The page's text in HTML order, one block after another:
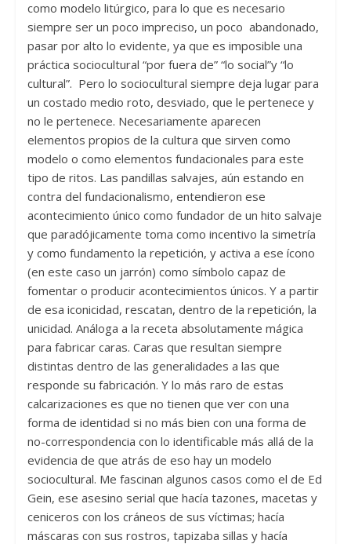
como modelo litúrgico, para lo que es necesario
siempre ser un poco impreciso, un poco abandonado,
pasar por alto lo evidente, ya que es imposible una
práctica sociocultural “por fuera de” “lo social”y “lo
cultural”. Pero lo sociocultural siempre deja lugar para
un costado medio roto, desviado, que le pertenece y
no le pertenece. Necesariamente aparecen
elementos propios de la cultura que sirven como
modelo o como elementos fundacionales para este
tipo de ritos. Las pandillas salvajes, aún estando en
contra del fundacionalismo, entendieron ese
acontecimiento único como fundador de un hito salvaje
que paradójicamente toma como incentivo la simetría
y como fundamento la repetición, y activa a ese ícono
(en este caso un jarrón) como símbolo capaz de
fomentar o producir acontecimientos únicos. Y a partir
de esa iconicidad, rescatan, dentro de la repetición, la
unicidad. Análoga a la receta absolutamente mágica
para fabricar caras. Caras que resultan siempre
distintas dentro de las generalidades a las que
responde su fabricación. Y lo más raro de estas
calcarizaciones es que no tienen que ver con una
forma de identidad si no más bien con una forma de
no-correspondencia con lo identificable más allá de la
evidencia de que atrás de eso hay un modelo
sociocultural. Me fascinan algunos casos como el de Ed
Gein, ese asesino serial que hacía tazones, macetas y
ceniceros con los cráneos de sus víctimas; hacía
máscaras con sus rostros, tapizaba sillas y hacía